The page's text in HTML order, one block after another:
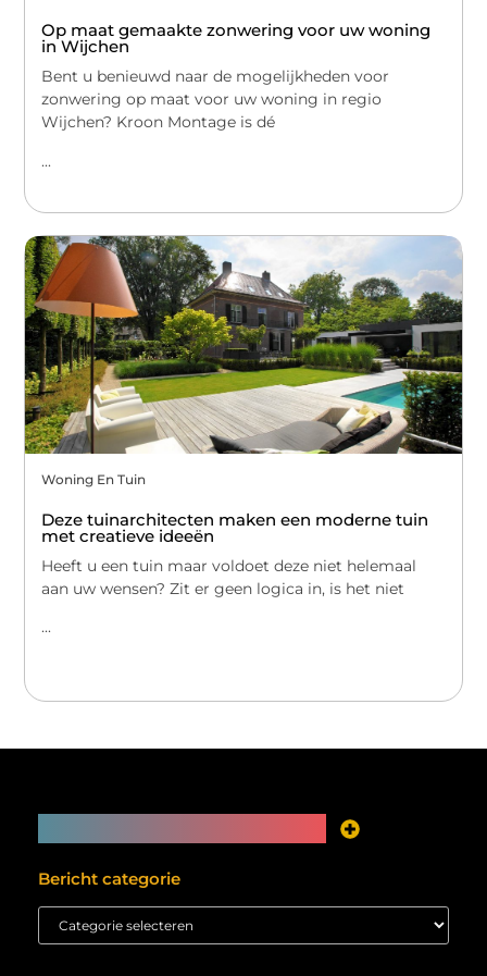
Op maat gemaakte zonwering voor uw woning
in Wijchen
Bent u benieuwd naar de mogelijkheden voor
zonwering op maat voor uw woning in regio
Wijchen? Kroon Montage is dé
...
Woning En Tuin
Deze tuinarchitecten maken een moderne tuin
met creatieve ideeën
Heeft u een tuin maar voldoet deze niet helemaal
aan uw wensen? Zit er geen logica in, is het niet
...
Bericht categorie